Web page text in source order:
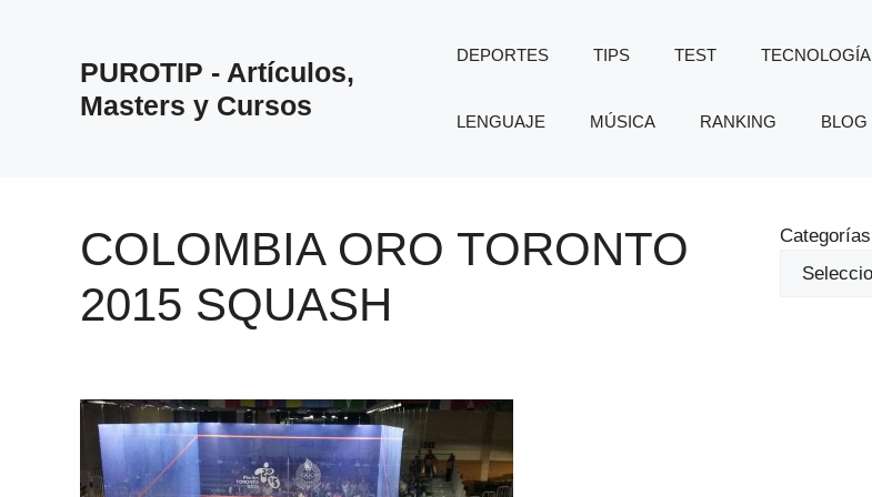
PUROTIP - Artículos,
Masters y Cursos
DEPORTES TIPS TEST TECNOLOGÍA
LENGUAJE MÚSICA RANKING BLOG
COLOMBIA ORO TORONTO
2015 SQUASH
Categorías